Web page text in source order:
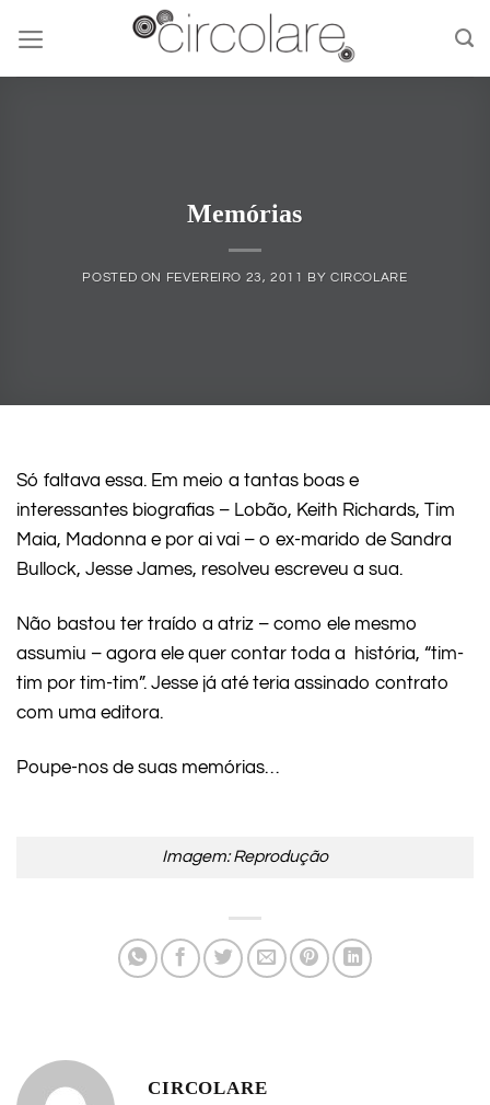
content
Memórias
POSTED ON FEVEREIRO 23, 2011 BYCIRCOLARE
Só faltava essa. Em meio a tantas boas e
interessantes biografias – Lobão, Keith Richards, Tim
Maia, Madonna e por ai vai – o ex-marido de Sandra
Bullock, Jesse James, resolveu escreveu a sua.
Não bastou ter traído a atriz – como ele mesmo
assumiu – agora ele quer contar toda a história, “tim-
tim por tim-tim”. Jesse já até teria assinado contrato
com uma editora.
Poupe-nos de suas memórias…
Imagem: Reprodução
CIRCOLARE